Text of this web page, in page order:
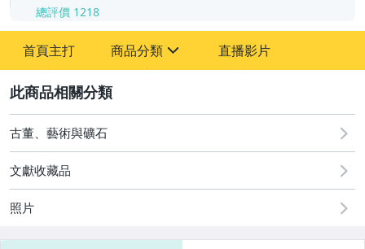
總評價 1218
首頁主打 商品分類
圖書/影音/文具
成人專區
古董、藝術與礦石
玩具、模型與公仔
直播影片
古董、藝術與礦石
文獻收藏品
照片